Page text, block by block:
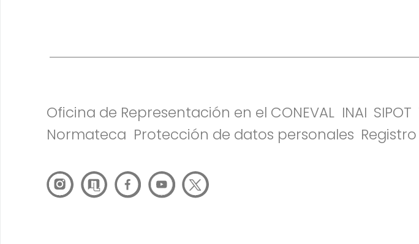
Oficina de Representación en el CONEVAL INAI SIPOT
Normateca Protección de datos personales